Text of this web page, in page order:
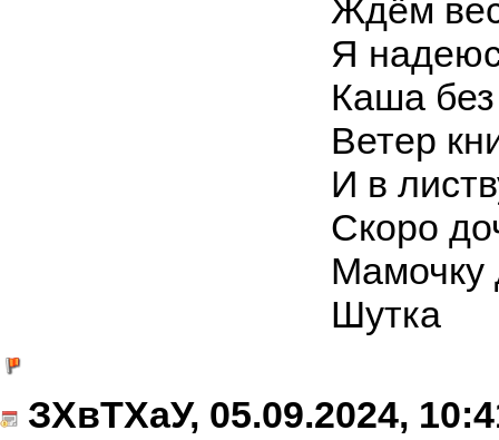
Ждём
Я
Каша
Ветер
И в
Скоро
Мамочку
Шутка
ЗХвТХаУ, 05.09.2024,